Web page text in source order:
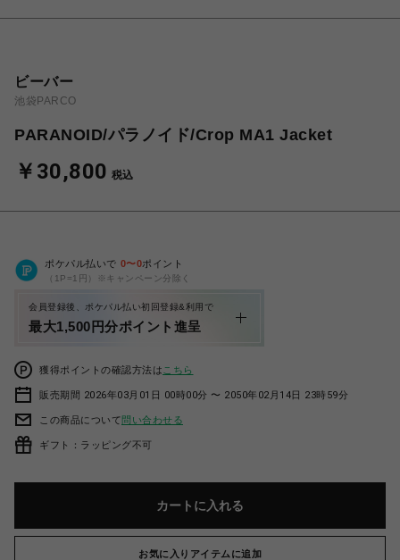
ビーバー
池袋PARCO
PARANOID/パラノイド/Crop MA1 Jacket
￥30,800 税込
ポケパル払いで 0〜0ポイント
（1P=1円）※キャンペーン分除く
会員登録後、ポケパル払い初回登録&利用で
最大1,500円分ポイント進呈
獲得ポイントの確認方法は こちら
販売期間 2026年03月01日 00時00分 〜 2050年02月14日 23時59分
この商品について問い合わせる
ギフト：ラッピング不可
カートに入れる
お気に入りアイテムに追加